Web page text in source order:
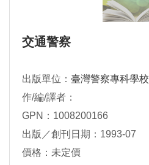
交通警察
出版單位： 臺灣警察專科學校
作/編/譯者：
GPN：1008200166
出版／創刊日期：1993-07
價格：未定價